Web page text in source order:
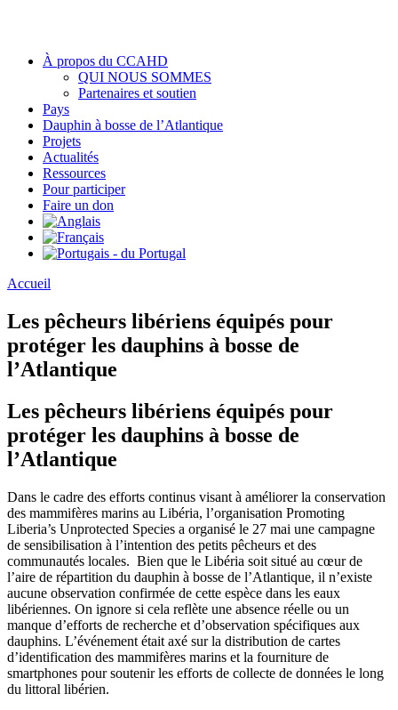
À propos du CCAHD
QUI NOUS SOMMES
Partenaires et soutien
Pays
Dauphin à bosse de l’Atlantique
Projets
Actualités
Ressources
Pour participer
Faire un don
Accueil
Les pêcheurs libériens équipés pour
protéger les dauphins à bosse de
l’Atlantique
Les pêcheurs libériens équipés pour
protéger les dauphins à bosse de
l’Atlantique
Dans le cadre des efforts continus visant à améliorer la conservation
des mammifères marins au Libéria, l’organisation Promoting
Liberia’s Unprotected Species a organisé le 27 mai une campagne
de sensibilisation à l’intention des petits pêcheurs et des
communautés locales. Bien que le Libéria soit situé au cœur de
l’aire de répartition du dauphin à bosse de l’Atlantique, il n’existe
aucune observation confirmée de cette espèce dans les eaux
libériennes. On ignore si cela reflète une absence réelle ou un
manque d’efforts de recherche et d’observation spécifiques aux
dauphins. L’événement était axé sur la distribution de cartes
d’identification des mammifères marins et la fourniture de
smartphones pour soutenir les efforts de collecte de données le long
du littoral libérien.